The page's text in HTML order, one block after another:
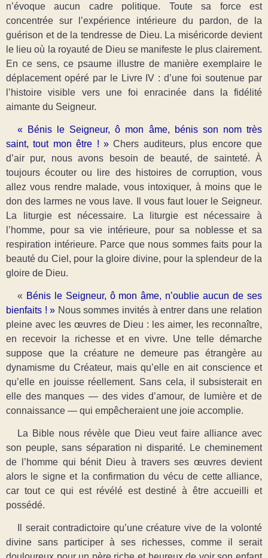
n’évoque aucun cadre politique. Toute sa force est
concentrée sur l’expérience intérieure du pardon, de la
guérison et de la tendresse de Dieu. La miséricorde devient
le lieu où la royauté de Dieu se manifeste le plus clairement.
En ce sens, ce psaume illustre de manière exemplaire le
déplacement opéré par le Livre IV : d’une foi soutenue par
l’histoire visible vers une foi enracinée dans la fidélité
aimante du Seigneur.
« Bénis le Seigneur, ô mon âme, bénis son nom très
saint, tout mon être ! »Chers auditeurs, plus encore que
d’air pur, nous avons besoin de beauté, de sainteté. À
toujours écouter ou lire des histoires de corruption, vous
allez vous rendre malade, vous intoxiquer, à moins que le
don des larmes ne vous lave. Il vous faut louer le Seigneur.
La liturgie est nécessaire. La liturgie est nécessaire à
l’homme, pour sa vie intérieure, pour sa noblesse et sa
respiration intérieure. Parce que nous sommes faits pour la
beauté du Ciel, pour la gloire divine, pour la splendeur de la
gloire de Dieu.
« Bénis le Seigneur, ô mon âme, n’oublie aucun de ses
bienfaits ! » Nous sommes invités à entrer dans une relation
pleine avec les œuvres de Dieu : les aimer, les reconnaître,
en recevoir la richesse et en vivre. Une telle démarche
suppose que la créature ne demeure pas étrangère au
dynamisme du Créateur, mais qu’elle en ait conscience et
qu’elle en jouisse réellement. Sans cela, il subsisterait en
elle des manques — des vides d’amour, de lumière et de
connaissance — qui empêcheraient une joie accomplie.
La Bible nous révèle que Dieu veut faire alliance avec
son peuple, sans séparation ni disparité. Le cheminement
de l’homme qui bénit Dieu à travers ses œuvres devient
alors le signe et la confirmation du vécu de cette alliance,
car tout ce qui est révélé est destiné à être accueilli et
possédé.
Il serait contradictoire qu’une créature vive de la volonté
divine sans participer à ses richesses, comme il serait